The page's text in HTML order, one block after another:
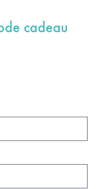
cadeau